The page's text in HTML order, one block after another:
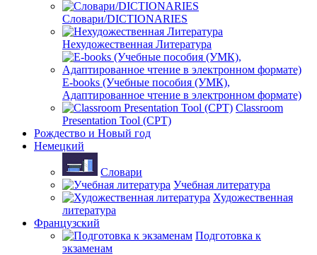
Словари/DICTIONARIES
Нехудожественная Литература
E-books (Учебные пособия (УМК),
Адаптированное чтение в электронном формате)
Classroom
Presentation Tool (CPT)
Рождество и Новый год
Немецкий
Словари
Учебная литература
Художественная
литература
Французский
Подготовка к
экзаменам